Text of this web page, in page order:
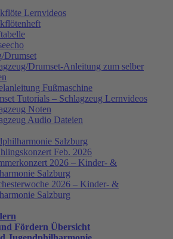
Lernvideos
Drumset
Drumset-Anleitung zum selber
Fußmaschine
Tutorials – Schlagzeug Lernvideos
Noten
Audio Dateien
Salzburg
Feb. 2026
2026 – Kinder- &
Salzburg
2026 – Kinder- &
Salzburg
Fördern Übersicht